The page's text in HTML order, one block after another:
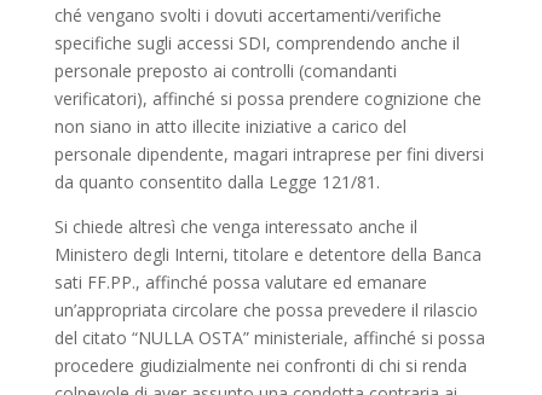
ché vengano svolti i dovuti accertamenti/verifiche
specifiche sugli accessi SDI, comprendendo anche il
personale preposto ai controlli (comandanti
verificatori), affinché si possa prendere cognizione che
non siano in atto illecite iniziative a carico del
personale dipendente, magari intraprese per fini diversi
da quanto consentito dalla Legge 121/81.
Si chiede altresì che venga interessato anche il
Ministero degli Interni, titolare e detentore della Banca
sati FF.PP., affinché possa valutare ed emanare
un’appropriata circolare che possa prevedere il rilascio
del citato “NULLA OSTA” ministeriale, affinché si possa
procedere giudizialmente nei confronti di chi si renda